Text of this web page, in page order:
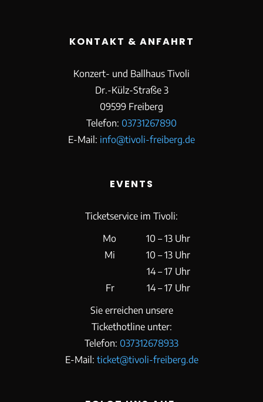
KONTAKT & ANFAHRT
Konzert- und Ballhaus Tivoli
Dr.-Külz-Straße 3
09599 Freiberg
Telefon: 03731267890
E-Mail: info@tivoli-freiberg.de
EVENTS
Ticketservice im Tivoli:
Mo
10 – 13 Uhr
Mi
10 – 13 Uhr
14 – 17 Uhr
Fr
14 – 17 Uhr
Sie erreichen unsere
Tickethotline unter:
Telefon: 037312678933
E-Mail: ticket@tivoli-freiberg.de